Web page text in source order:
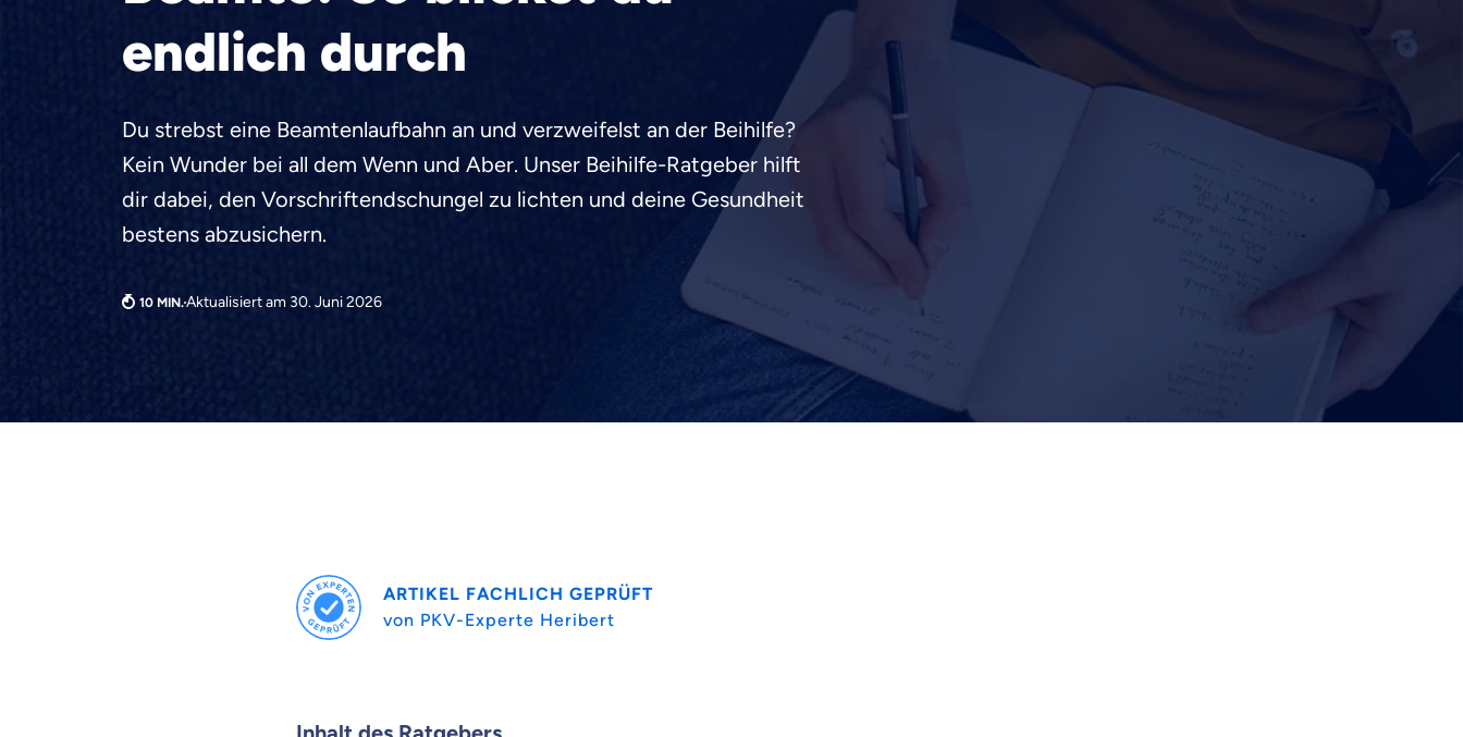
endlich durch
Du strebst eine Beamtenlaufbahn an und verzweifelst an der Beihilfe?
Kein Wunder bei all dem Wenn und Aber. Unser Beihilfe-Ratgeber hilft
dir dabei, den Vorschriftendschungel zu lichten und deine Gesundheit
bestens abzusichern.
Aktualisiert am 30. Juni 2026
ARTIKEL FACHLICH GEPRÜFT
von PKV-Experte Heribert